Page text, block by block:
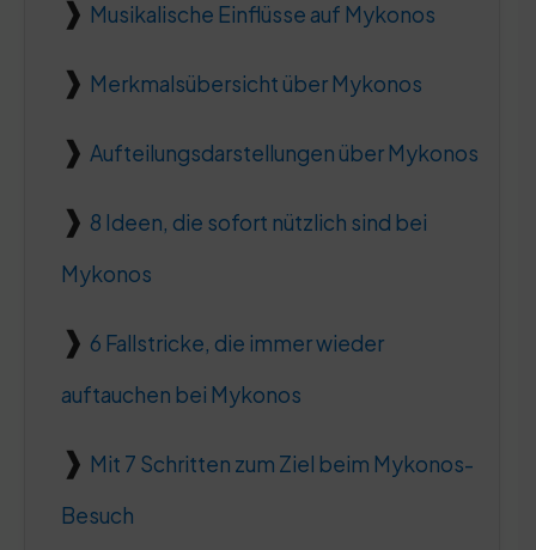
Musikalische Einflüsse auf Mykonos
Merkmalsübersicht über Mykonos
Aufteilungsdarstellungen über Mykonos
8 Ideen, die sofort nützlich sind bei
Mykonos
6 Fallstricke, die immer wieder
auftauchen bei Mykonos
Mit 7 Schritten zum Ziel beim Mykonos-
Besuch